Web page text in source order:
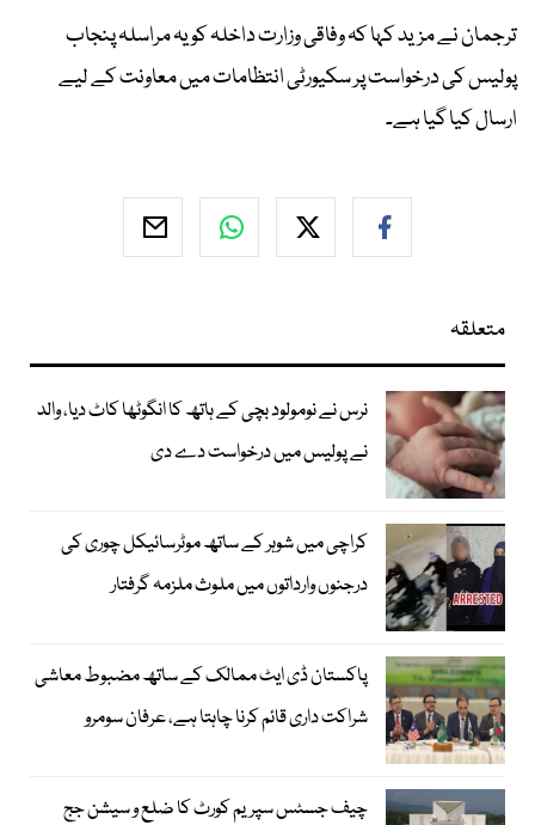
ترجمان نے مزید کہا کہ وفاقی وزارت داخلہ کو یہ مراسلہ پنجاب
پولیس کی درخواست پر سکیورٹی انتظامات میں معاونت کے لیے
ارسال کیا گیا ہے۔
متعلقہ
نرس نے نومولود بچی کے ہاتھ کا انگوٹھا کاٹ دیا، والد
نے پولیس میں درخواست دے دی
کراچی میں شوہر کے ساتھ موٹرسائیکل چوری کی
درجنوں وارداتوں میں ملوث ملزمہ گرفتار
پاکستان ڈی ایٹ ممالک کے ساتھ مضبوط معاشی
شراکت داری قائم کرنا چاہتا ہے، عرفان سومرو
چیف جسٹس سپریم کورٹ کا ضلع و سیشن جج